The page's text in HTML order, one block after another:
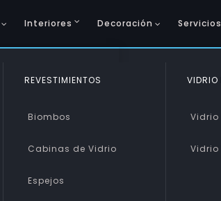
VIDRIO CURVADO Y PISABLE
Vidrio Curvado
Vidrio Pisable
VIDRIO
Interiores
REVESTIMIENTOS
Biombos
Cabinas de Vidrio
Espejos
Decoración Servicios
Mamparas de estilo